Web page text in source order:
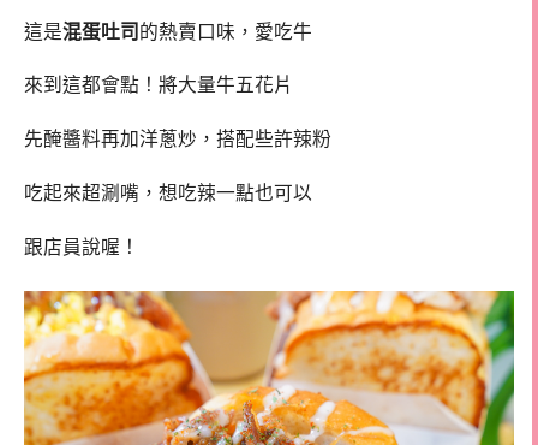
這是混蛋吐司 的熱賣口味，愛吃牛
來到這都會點！將大量牛五花片
先醃醬料再加洋蔥炒，搭配些許辣粉
吃起來超涮嘴，想吃辣一點也可以
跟店員說喔！